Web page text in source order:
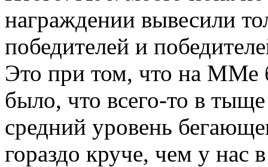
награждении вывесили
победителей и
Это при том, что на
было, что всего-то в
средний уровень
гораздо круче, чем у нас